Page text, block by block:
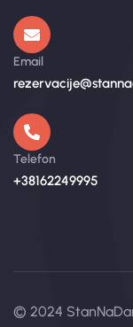
Email
Telefon
+38162249995
© 2024